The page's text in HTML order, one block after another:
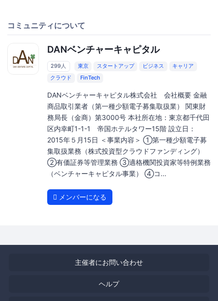
コミュニティについて
DANベンチャーキャピタル
299人 東京 スタートアップ ビジネス
キャリア
クラウド
FinTech
DANベンチャーキャピタル株式会社 会社概要 金融
商品取引業者（第一種少額電子募集取扱業） 関東財
務局長（金商）第3000号 本社所在地：東京都千代田
区内幸町1-1-1 帝国ホテルタワー15階 設立日：
2015年５月15日 ＜事業内容＞ ①第一種少額電子募
集取扱業務（株式投資型クラウドファンディング）
②有価証券等管理業務 ③適格機関投資家等特例業務
（ベンチャーキャピタル事業） ④コ...
メンバーになる
主催者にお問い合わせ
ヘルプ